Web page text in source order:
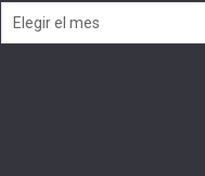
Archivos